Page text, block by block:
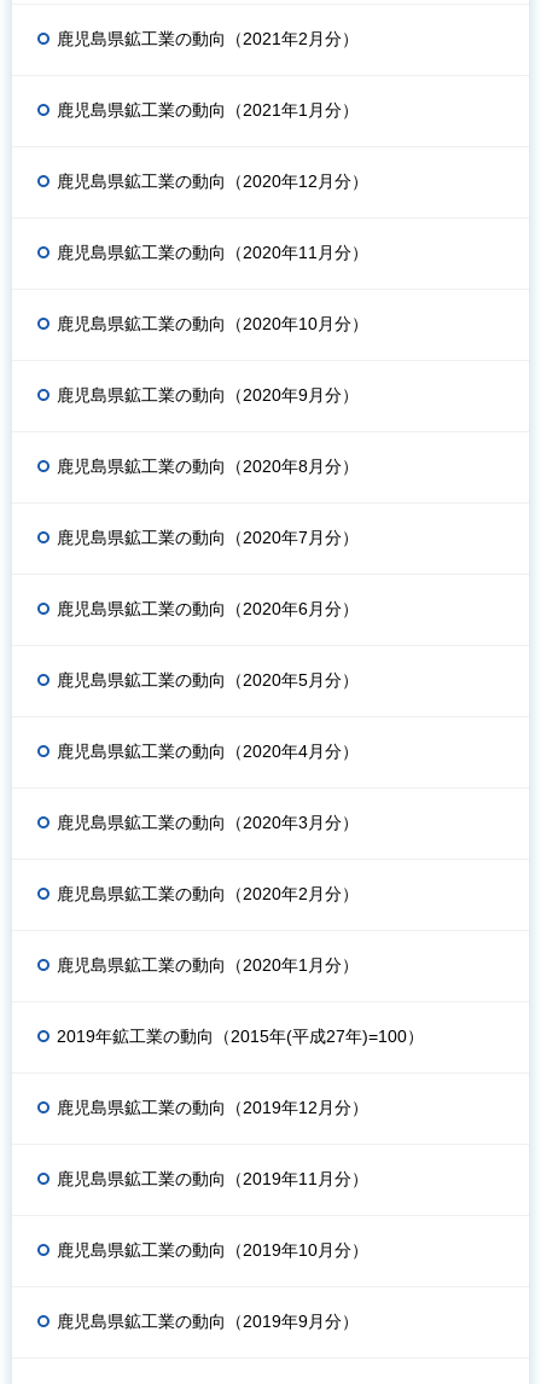
鹿児島県鉱工業の動向（2021年2月分）
鹿児島県鉱工業の動向（2021年1月分）
鹿児島県鉱工業の動向（2020年12月分）
鹿児島県鉱工業の動向（2020年11月分）
鹿児島県鉱工業の動向（2020年10月分）
鹿児島県鉱工業の動向（2020年9月分）
鹿児島県鉱工業の動向（2020年8月分）
鹿児島県鉱工業の動向（2020年7月分）
鹿児島県鉱工業の動向（2020年6月分）
鹿児島県鉱工業の動向（2020年5月分）
鹿児島県鉱工業の動向（2020年4月分）
鹿児島県鉱工業の動向（2020年3月分）
鹿児島県鉱工業の動向（2020年2月分）
鹿児島県鉱工業の動向（2020年1月分）
2019年鉱工業の動向（2015年(平成27年)=100）
鹿児島県鉱工業の動向（2019年12月分）
鹿児島県鉱工業の動向（2019年11月分）
鹿児島県鉱工業の動向（2019年10月分）
鹿児島県鉱工業の動向（2019年9月分）